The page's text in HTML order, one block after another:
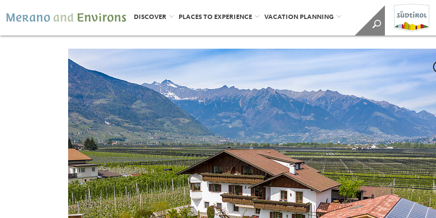
DISCOVER PLACES TO EXPERIENCE VACATION PLANNING